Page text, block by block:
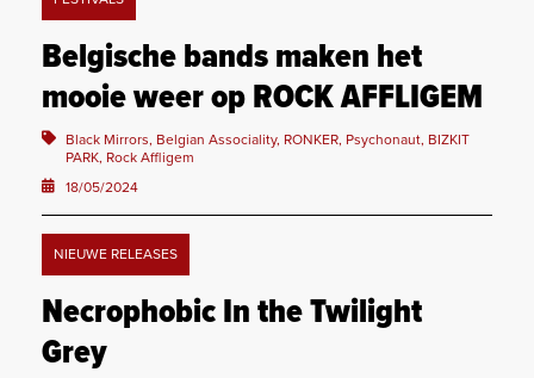
Belgische bands maken het
mooie weer op ROCK AFFLIGEM
Black Mirrors, Belgian Associality, RONKER, Psychonaut, BIZKIT
PARK, Rock Affligem
18/05/2024
NIEUWE RELEASES
Necrophobic In the Twilight
Grey